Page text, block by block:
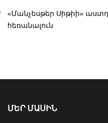
«Մանչեսթեր Սիթիի»
հեռանալուն
ՄԵՐ ՄԱՍԻՆ